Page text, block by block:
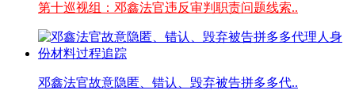
第十巡视组：邓鑫法官违反审判职责问题线索..
邓鑫法官故意隐匿、错认、毁弃被告拼多多代..